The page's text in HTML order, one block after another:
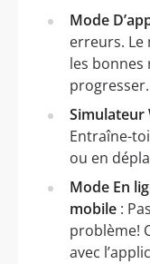
Mode
erreurs. Le
les bonnes
progresser.
Simulateur
Entraîne-
ou en
Mode En
mobile :
problème!
avec